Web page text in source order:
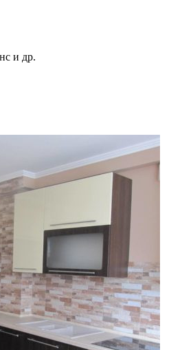
и др.